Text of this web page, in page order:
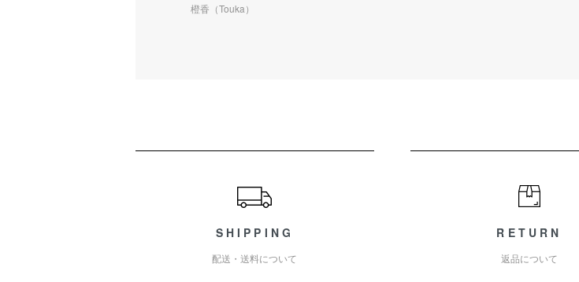
橙香（Touka）
SHIPPING
配送・送料について
RETURN
返品について